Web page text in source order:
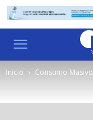
Inicio Consumo Masivo